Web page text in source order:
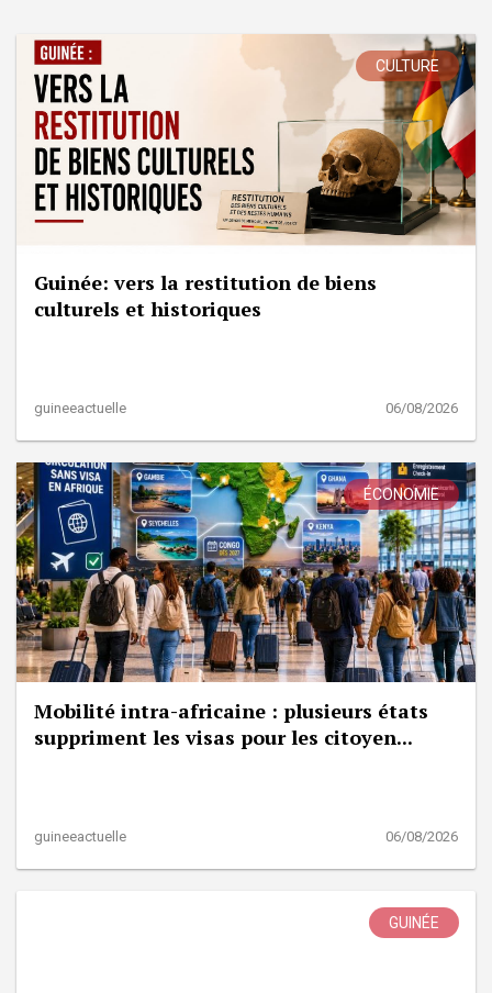
CULTURE
Guinée: vers la restitution de biens
culturels et historiques
guineeactuelle 06/08/2026
ÉCONOMIE
Mobilité intra-africaine : plusieurs états
suppriment les visas pour les citoyen...
guineeactuelle 06/08/2026
GUINÉE